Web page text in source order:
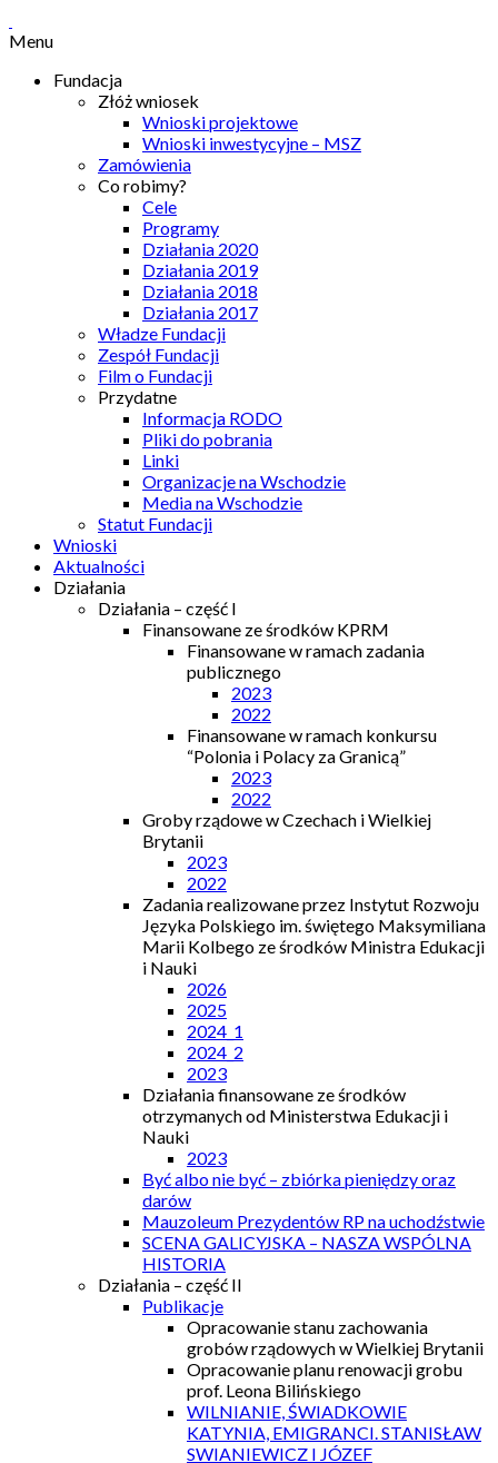
Menu
Fundacja
Złóż wniosek
Wnioski projektowe
Wnioski inwestycyjne – MSZ
Zamówienia
Co robimy?
Cele
Programy
Działania 2020
Działania 2019
Działania 2018
Działania 2017
Władze Fundacji
Zespół Fundacji
Film o Fundacji
Przydatne
Informacja RODO
Pliki do pobrania
Linki
Organizacje na Wschodzie
Media na Wschodzie
Statut Fundacji
Wnioski
Aktualności
Działania
Działania – część I
Finansowane ze środków KPRM
Finansowane w ramach zadania
publicznego
2023
2022
Finansowane w ramach konkursu
“Polonia i Polacy za Granicą”
2023
2022
Groby rządowe w Czechach i Wielkiej
Brytanii
2023
2022
Zadania realizowane przez Instytut Rozwoju
Języka Polskiego im. świętego Maksymiliana
Marii Kolbego ze środków Ministra Edukacji
i Nauki
2026
2025
2024_1
2024_2
2023
Działania finansowane ze środków
otrzymanych od Ministerstwa Edukacji i
Nauki
2023
Być albo nie być – zbiórka pieniędzy oraz
darów
Mauzoleum Prezydentów RP na uchodźstwie
SCENA GALICYJSKA – NASZA WSPÓLNA
HISTORIA
Działania – część II
Publikacje
Opracowanie stanu zachowania
grobów rządowych w Wielkiej Brytanii
Opracowanie planu renowacji grobu
prof. Leona Bilińskiego
WILNIANIE, ŚWIADKOWIE
KATYNIA, EMIGRANCI. STANISŁAW
SWIANIEWICZ I JÓZEF